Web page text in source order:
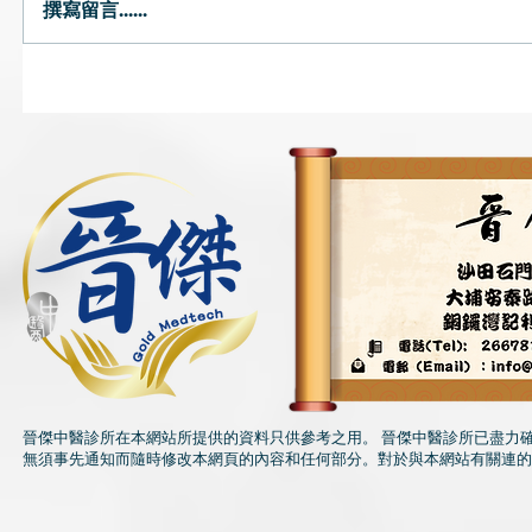
撰寫留言......
晉傑中醫診所在本網站所提供的資料只供參考之用。 晉傑中醫診所已盡
無須事先通知而隨時修改本網頁的內容和任何部分。對於與本網站有關連